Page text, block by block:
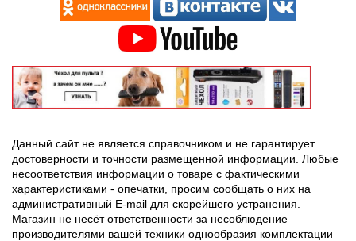
Данный сайт не является справочником и не гарантирует
достоверности и точности размещенной информации. Любые
несоответствия информации о товаре с фактическими
характеристиками - опечатки, просим сообщать о них на
административный E-mail для скорейшего устранения.
Магазин не несёт ответственности за несоблюдение
производителями вашей техники однообразия комплектации